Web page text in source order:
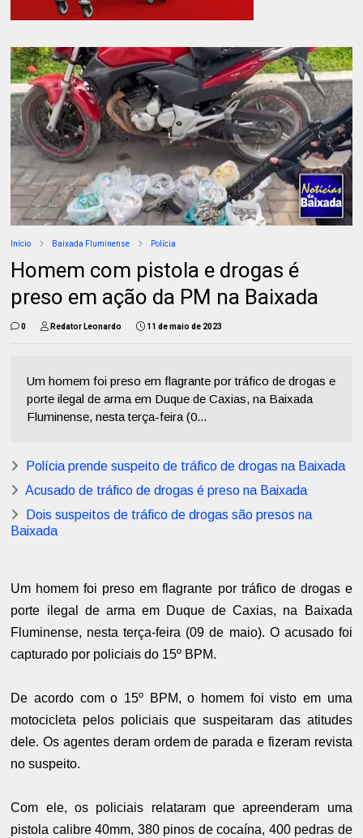
Início Baixada Fluminense Polícia
Homem com pistola e drogas é
preso em ação da PM na Baixada
0 Redator Leonardo 11 de maio de 2023
Um homem foi preso em flagrante por tráfico de drogas e
porte ilegal de arma em Duque de Caxias, na Baixada
Fluminense, nesta terça-feira (0...
Polícia prende suspeito de tráfico de drogas na Baixada
Acusado de tráfico de drogas é preso na Baixada
Dois suspeitos de tráfico de drogas são presos na
Baixada
Um homem foi preso em flagrante por tráfico de drogas e
porte ilegal de arma em Duque de Caxias, na Baixada
Fluminense, nesta terça-feira (09 de maio). O acusado foi
capturado por policiais do 15º BPM.
De acordo com o 15º BPM, o homem foi visto em uma
motocicleta pelos policiais que suspeitaram das atitudes
dele. Os agentes deram ordem de parada e fizeram revista
no suspeito.
Com ele, os policiais relataram que apreenderam uma
pistola calibre 40mm, 380 pinos de cocaína, 400 pedras de